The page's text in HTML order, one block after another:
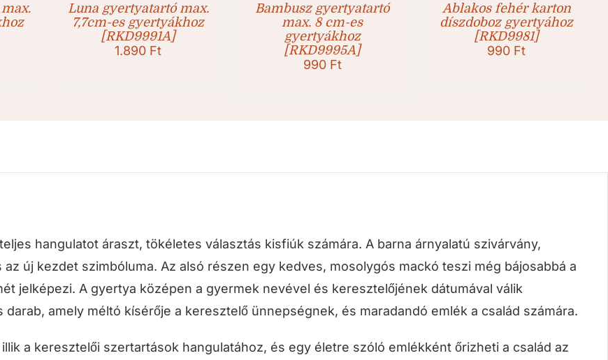
Luna gyertyatartó max.
7,7cm-es gyertyákhoz
[RKD9991A]
1.890 Ft
Bambusz gyertyatartó
max. 8 cm-es
gyertyákhoz
[RKD9995A]
990 Ft
Ablakos fehér karton
díszdoboz gyertyához
[RKD9981]
990 Ft
hangulatot áraszt, tökéletes választás kisfiúk számára. A barna árnyalatú szivárvány,
új kezdet szimbóluma. Az alsó részen egy kedves, mosolygós mackó teszi még bájosabbá a
jelképezi. A gyertya középen a gyermek nevével és keresztelőjének dátumával válik
amely méltó kísérője a keresztelő ünnepségnek, és maradandó emlék a család számára.
a keresztelői szertartások hangulatához, és egy életre szóló emlékként őrizheti a család az